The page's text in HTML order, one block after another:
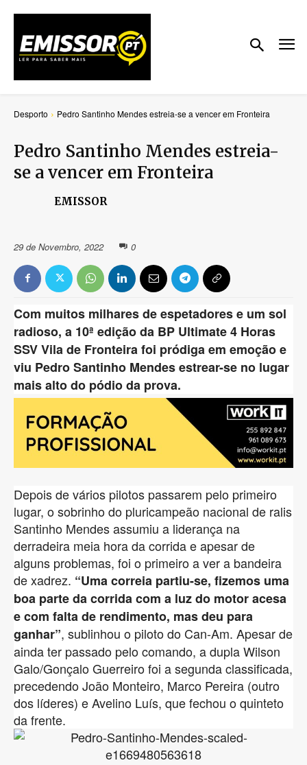
Desporto Pedro Santinho Mendes estreia-se a vencer em Fronteira
Pedro Santinho Mendes estreia-
se a vencer em Fronteira
EMISSOR
29 de Novembro, 2022 0
Com muitos milhares de espetadores e um sol
radioso, a 10ª edição da BP Ultimate 4 Horas
SSV Vila de Fronteira foi pródiga em emoção e
viu Pedro Santinho Mendes estrear-se no lugar
mais alto do pódio da prova.
Depois de vários pilotos passarem pelo primeiro
lugar, o sobrinho do pluricampeão nacional de ralis
Santinho Mendes assumiu a liderança na
derradeira meia hora da corrida e apesar de
alguns problemas, foi o primeiro a ver a bandeira
de xadrez. “Uma correia partiu-se, fizemos uma
boa parte da corrida com a luz do motor acesa
e com falta de rendimento, mas deu para
ganhar”, sublinhou o piloto do Can-Am. Apesar de
ainda ter passado pelo comando, a dupla Wilson
Galo/Gonçalo Guerreiro foi a segunda classificada,
precedendo João Monteiro, Marco Pereira (outro
dos líderes) e Avelino Luís, que fechou o quinteto
da frente.